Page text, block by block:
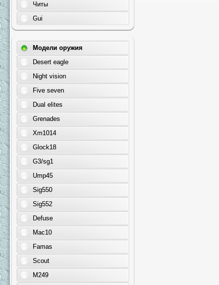
Читы
Gui
Модели оружия
Desert eagle
Night vision
Five seven
Dual elites
Grenades
Xm1014
Glock18
G3/sg1
Ump45
Sig550
Sig552
Defuse
Mac10
Famas
Scout
M249